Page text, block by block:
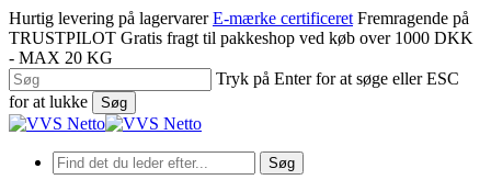
Spring
til
hovedindhold
Hurtig levering på lagervarer E-mærke certificeret Fremragende på
TRUSTPILOT Gratis fragt til pakkeshop ved køb over 1000 DKK
- MAX 20 KG
Tryk på Enter for at søge eller ESC
for at lukke
Søg
Luk
Søg